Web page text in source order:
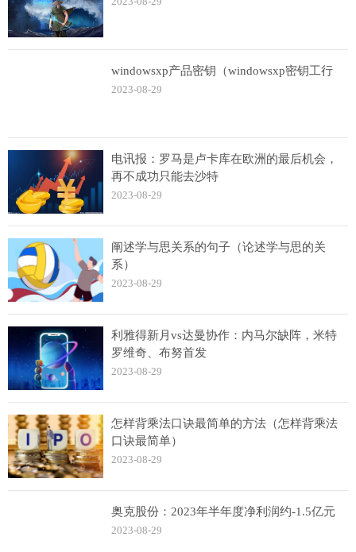
windowsxp产品密钥（windowsxp密钥工行
2023-08-29
电讯报：罗马是卢卡库在欧洲的最后机会，
再不成功只能去沙特
2023-08-29
阐述学与思关系的句子（论述学与思的关
系）
2023-08-29
利雅得新月vs达曼协作：内马尔缺阵，米特
罗维奇、布努首发
2023-08-29
怎样背乘法口诀最简单的方法（怎样背乘法
口诀最简单）
2023-08-29
奥克股份：2023年半年度净利润约-1.5亿元
2023-08-29